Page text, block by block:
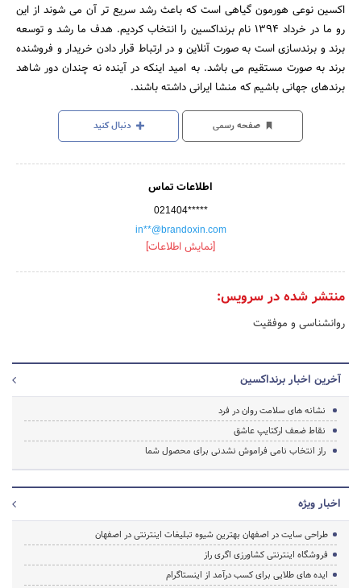
اکسین نوعی هورمون گیاهی است که باعث رشد سریع تر آن می شوند از این
رو ما در خرداد 1394 نام برنداکسین را انتخاب کردیم. هدف ما رشد و توسعه
برند و برندسازی است به صورت آنلاین و در ارتباط قرار دادن خریدار و فروشنده
برند به صورت مستقیم می باشد. به امید اینکه در آینده نه چندان دور شاهد
برندهای جهانی باشیم که منشا ایرانی داشته باشند.
صفحه رسمی دنبال کنید
اطلاعات تماس
021404*****
in**@brandoxin.com
[نمایش اطلاعات]
منتشر شده در سرویس:
روانشناسی و موفقیت
آخرین اخبار برنداکسین
نشانه های سلامت روان در فرد
نقاط ضعف ارکتایپ عاشق
راز انتخاب نامی فراموش نشدنی برای محصول شما
اخبار ویژه
طراحی سایت در اصفهان بهترین شیوه تبلیغات اینترنتی در اصفهان
فروشگاه اینترنتی کشاورزی اگری راز
ایده های طلایی برای کسب درآمد از اینستاگرام